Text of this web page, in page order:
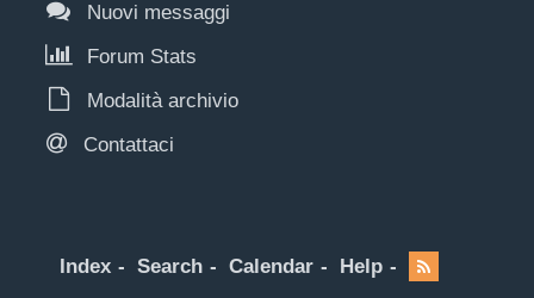
Nuovi messaggi
Forum Stats
Modalità archivio
Contattaci
Index Search Calendar Help